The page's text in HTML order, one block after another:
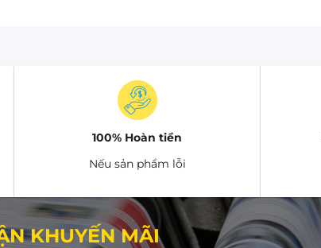
100% Hoàn tiền
Nếu sản phẩm lỗi
KHUYẾN MÃI